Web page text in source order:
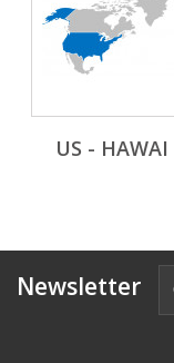
US - HAWAI
Newsletter